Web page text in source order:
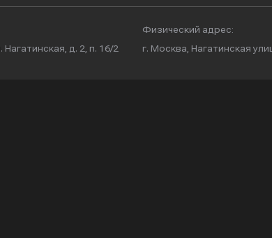
Нагатинская, д. 2, п. 16/2
Физический адрес:
г. Москва, Нагатинская